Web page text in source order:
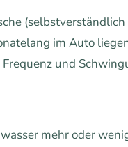
im Auto
und
mehr oder